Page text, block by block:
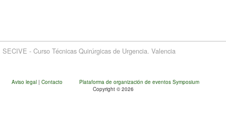
SECIVE - Curso Técnicas Quirúrgicas de Urgencia. Valencia
Aviso legal | Contacto
Plataforma de organización de eventos Symposium
Copyright © 2026